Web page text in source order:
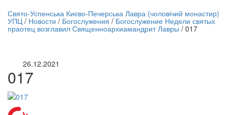
трансляция | 12 сентября
трансляции
Свято-Успенська Києво-Печерська Лавра (чоловічий монастир)
УПЦ / Новости / Богослужения / Богослужение Недели святых
праотец возглавил Священноархиамандрит Лавры / 017
26.12.2021
017